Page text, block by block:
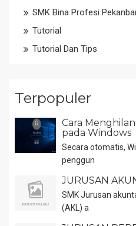
SMK Bina Profesi
Tutorial
Tutorial Dan Tips
Terpopuler
Cara
pada Windows
Secara otomatis,
penggun
JURUSAN
SMK Jurusan
(AKL) a